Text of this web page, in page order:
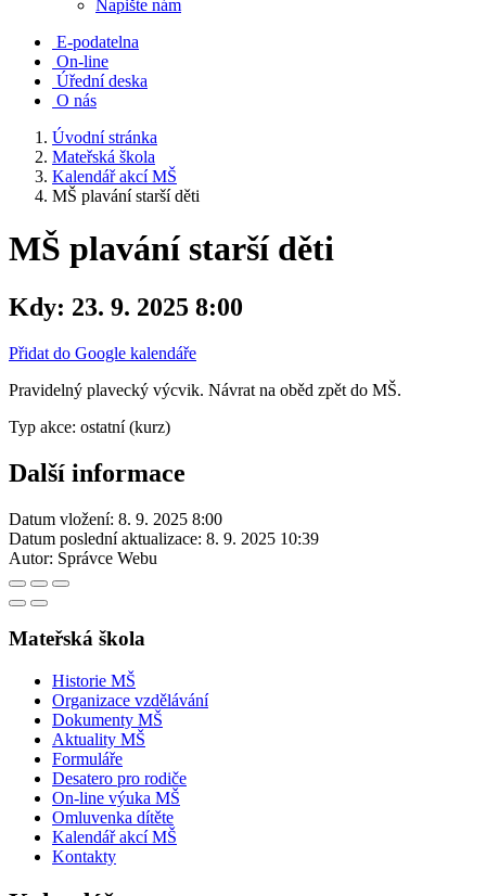
Napište nám
E-podatelna
On-line
Úřední deska
O nás
Úvodní stránka
Mateřská škola
Kalendář akcí MŠ
MŠ plavání starší děti
MŠ plavání starší děti
Kdy: 23. 9. 2025 8:00
Přidat do Google kalendáře
Pravidelný plavecký výcvik. Návrat na oběd zpět do MŠ.
Typ akce: ostatní (kurz)
Další informace
Datum vložení: 8. 9. 2025 8:00
Datum poslední aktualizace: 8. 9. 2025 10:39
Autor: Správce Webu
Mateřská škola
Historie MŠ
Organizace vzdělávání
Dokumenty MŠ
Aktuality MŠ
Formuláře
Desatero pro rodiče
On-line výuka MŠ
Omluvenka dítěte
Kalendář akcí MŠ
Kontakty